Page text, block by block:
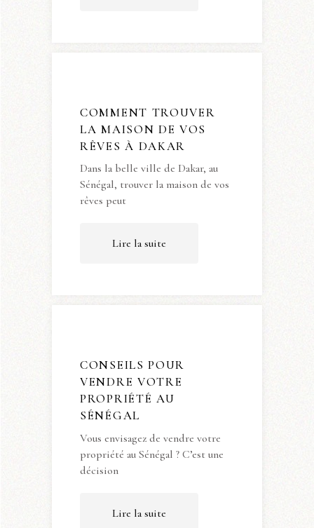
COMMENT TROUVER
LA MAISON DE VOS
RÊVES À DAKAR
Dans la belle ville de Dakar, au
Sénégal, trouver la maison de vos
rêves peut
Lire la suite
CONSEILS POUR
VENDRE VOTRE
PROPRIÉTÉ AU
SÉNÉGAL
Vous envisagez de vendre votre
propriété au Sénégal ? C’est une
décision
Lire la suite